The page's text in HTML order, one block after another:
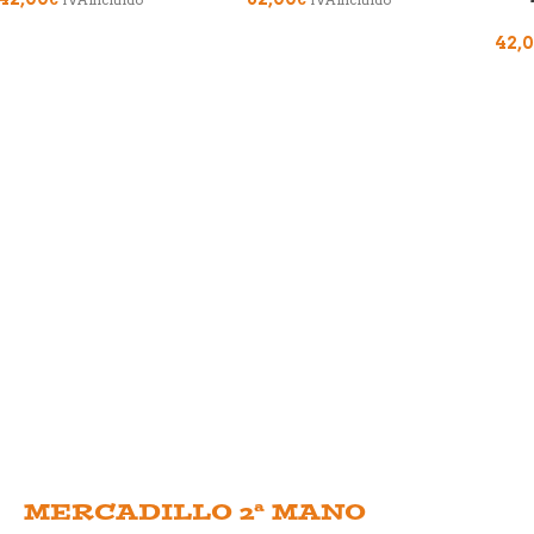
MERCADILLO 2ª MANO